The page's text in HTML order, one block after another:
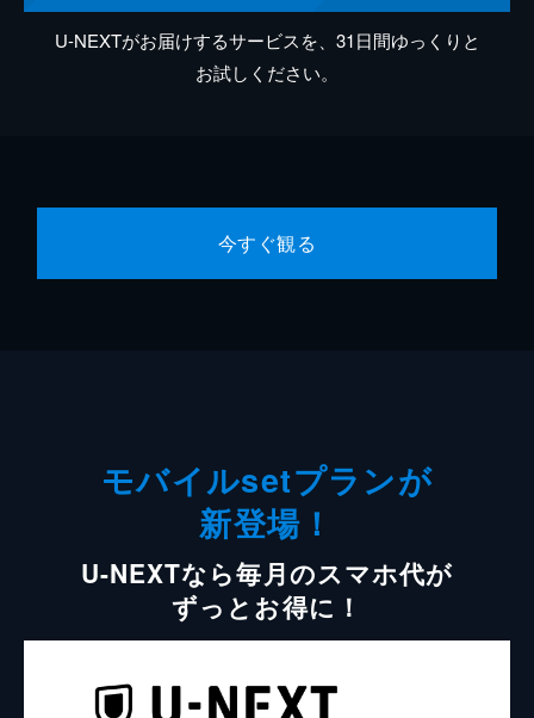
U-NEXTがお届けするサービスを、31日間ゆっくりと
お試しください。
今すぐ観る
モバイルsetプランが
新登場！
U-NEXTなら毎月のスマホ代が
ずっとお得に！